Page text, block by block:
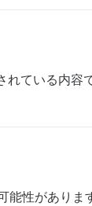
れている内容
能性がありま